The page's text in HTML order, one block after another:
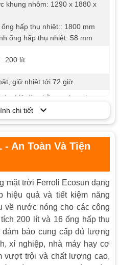
khung nhôm: 1290 x 1880 x
hấp thụ nhiệt:: 1800 mm
ống hấp thụ nhiệt: 58 mm
200 lít
giữ nhiệt tới 72 giờ
nhiệt làm bằng polyre-thane
Huntsman của Mỹ sản xuất
chi tiết
An Toàn Và Tiện
mặt trời Ferroli Ecosun dạng
hiệu quả và tiết kiệm năng
về nước nóng cho các công
200 lít và 16 ống hấp thụ
bảo cung cấp đủ lượng
xí nghiệp, nhà máy hay cơ
vượt trội và chất lượng cao,